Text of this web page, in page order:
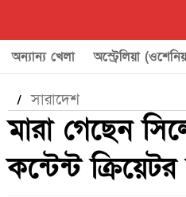
অন্যান্য খেলা অস্ট্রেলিয়া
/সারাদেশ
মারা গেছেন
কন্টেন্ট